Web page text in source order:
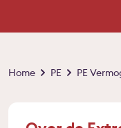
Home PE PE